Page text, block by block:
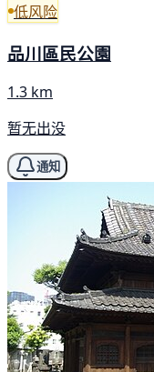
低风险
品川區民公園
1.3 km
暂无出没
通知